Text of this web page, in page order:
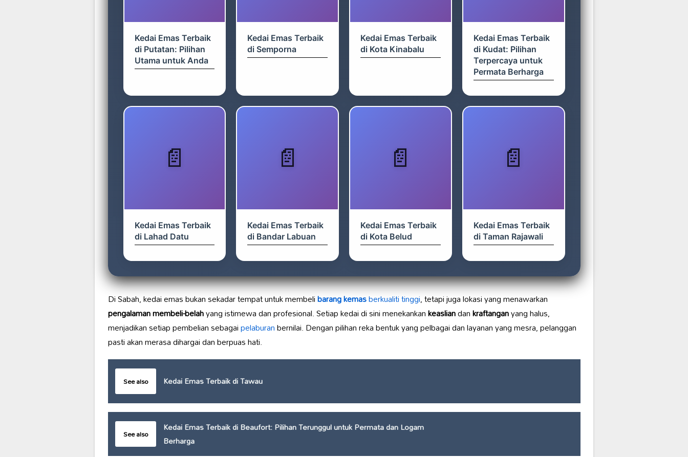
Kedai Emas Terbaik
di Putatan: Pilihan
Utama untuk Anda
Kedai Emas Terbaik
di Semporna
Kedai Emas Terbaik
di Kota Kinabalu
Kedai Emas Terbaik
di Kudat: Pilihan
Terpercaya untuk
Permata Berharga
Kedai Emas Terbaik
di Lahad Datu
Kedai Emas Terbaik
di Bandar Labuan
Kedai Emas Terbaik
di Kota Belud
Kedai Emas Terbaik
di Taman Rajawali
Di Sabah, kedai emas bukan sekadar tempat untuk membelibarang kemasberkualiti tinggi, tetapi juga lokasi yang menawarkan
pengalaman membeli-belahyang istimewa dan profesional. Setiap kedai di sini menekankankeasliandankraftanganyang halus,
menjadikan setiap pembelian sebagaipelaburanbernilai. Dengan pilihan reka bentuk yang pelbagai dan layanan yang mesra, pelanggan
pasti akan merasa dihargai dan berpuas hati.
See also Kedai Emas Terbaik di Tawau
See also
Kedai Emas Terbaik di Beaufort: Pilihan Terunggul untuk Permata dan Logam
Berharga